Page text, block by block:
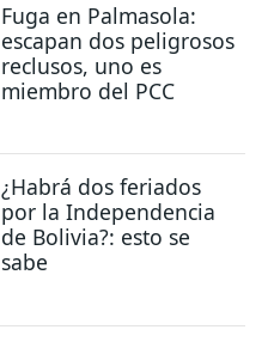
Fuga en Palmasola:
escapan dos peligrosos
reclusos, uno es
miembro del PCC
¿Habrá dos feriados
por la Independencia
de Bolivia?: esto se
sabe